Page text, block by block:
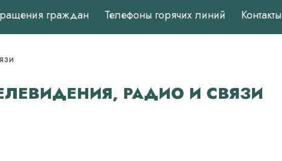
граждан Телефоны горячих линий Контакты
РАДИО И СВЯЗИ